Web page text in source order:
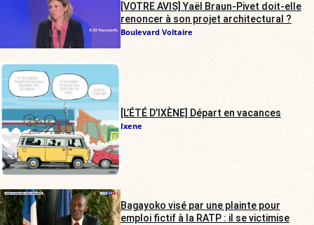
[VOTRE AVIS] Yaël Braun-Pivet doit-elle
renoncer à son projet architectural ?
Boulevard Voltaire
[L’ÉTÉ D’IXÈNE] Départ en vacances
Ixene
Bagayoko visé par une plainte pour
emploi fictif à la RATP : il se victimise